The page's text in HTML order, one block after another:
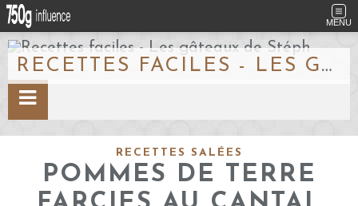
MENU
RECETTES FACILES - LES GÂTEAUX DE STÉPH
RECETTES SALÉES
POMMES DE TERRE